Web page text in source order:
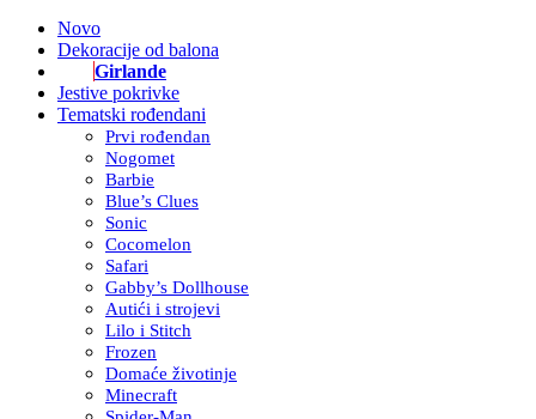
Novo
Dekoracije od balona
Girlande
Jestive pokrivke
Tematski rođendani
Prvi rođendan
Nogomet
Barbie
Blue’s Clues
Sonic
Cocomelon
Safari
Gabby’s Dollhouse
Autići i strojevi
Lilo i Stitch
Frozen
Domaće životinje
Minecraft